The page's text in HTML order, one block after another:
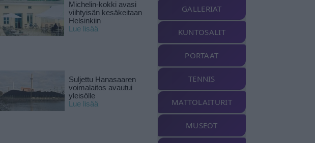
Michelin-kokki avasi
viihtyisän kesäkeitaan
Helsinkiin
Lue lisää
Suljettu Hanasaaren
voimalaitos avautui
yleisölle
Lue lisää
GALLERIAT
KUNTOSALIT
PORTAAT
TENNIS
MATTOLAITURIT
MUSEOT